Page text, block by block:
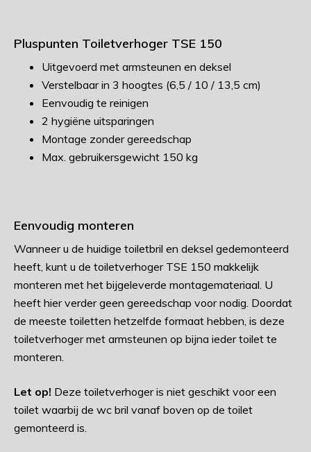
Pluspunten Toiletverhoger TSE 150
Uitgevoerd met armsteunen en deksel
Verstelbaar in 3 hoogtes (6,5 / 10 / 13,5 cm)
Eenvoudig te reinigen
2 hygiëne uitsparingen
Montage zonder gereedschap
Max. gebruikersgewicht 150 kg
Eenvoudig monteren
Wanneer u de huidige toiletbril en deksel gedemonteerd
heeft, kunt u de toiletverhoger TSE 150 makkelijk
monteren met het bijgeleverde montagemateriaal. U
heeft hier verder geen gereedschap voor nodig. Doordat
de meeste toiletten hetzelfde formaat hebben, is deze
toiletverhoger met armsteunen op bijna ieder toilet te
monteren.
Let op! Deze toiletverhoger is niet geschikt voor een
toilet waarbij de wc bril vanaf boven op de toilet
gemonteerd is.